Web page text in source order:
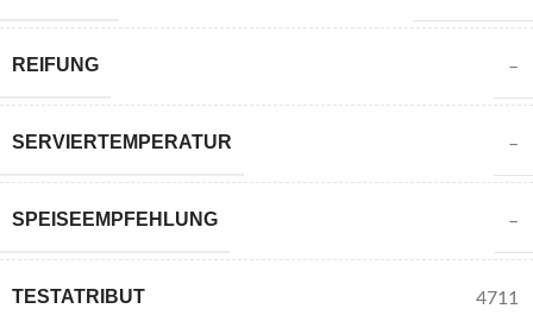
REIFUNG –
SERVIERTEMPERATUR –
SPEISEEMPFEHLUNG –
TESTATRIBUT 4711